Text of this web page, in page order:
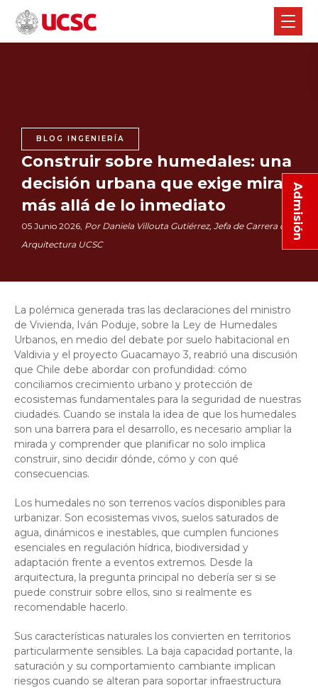
Admisión
BLOG INGENIERÍA
Construir sobre humedales: una
decisión urbana que exige mirar
más allá de lo inmediato
05 Junio 2026, Por Daniela Villouta Gutiérrez, Jefa de Carrera de
Arquitectura UCSC
La polémica generada tras las declaraciones del ministro
de Vivienda, Iván Poduje, sobre la Ley de Humedales
Urbanos, en medio del debate por suelo habitacional en
Valdivia y el proyecto Guacamayo 3, reabrió una discusión
que Chile debe abordar con profundidad: cómo
conciliamos crecimiento urbano y protección de
ecosistemas fundamentales para la seguridad de nuestras
ciudades. Cuando se instala la idea de que los humedales
son una barrera para el desarrollo, es necesario ampliar la
mirada y comprender que planificar no solo implica
construir, sino decidir dónde, cómo y con qué
consecuencias.
Los humedales no son terrenos vacíos disponibles para
urbanizar. Son ecosistemas vivos, suelos saturados de
agua, dinámicos e inestables, que cumplen funciones
esenciales en regulación hídrica, biodiversidad y
adaptación frente a eventos extremos. Desde la
arquitectura, la pregunta principal no debería ser si se
puede construir sobre ellos, sino si realmente es
recomendable hacerlo.
Sus características naturales los convierten en territorios
particularmente sensibles. La baja capacidad portante, la
saturación y su comportamiento cambiante implican
riesgos cuando se alteran para soportar infraestructura